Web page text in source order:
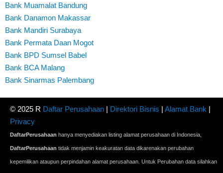
Bank Muamalat Bandung
Bank Danamon Makassar
Bank Mandiri Surabaya
Bank Permata Daan Mogot
Bank BPD Sumsel Babel
Bank BCA Malang
Bank Sinarmas Palembang
© 2025 R Daftar Perusahaan | Direktori Bisnis | Alamat Bank |
Privacy
DaftarPerusahaan hanya menyediakan listing alamat perusahaan di Indonesia,
DaftarPerusahaan tidak menjamin keakuratan data dikarenakan perubahan
kepemilikan ataupun perpindahan alamat perusahaan. Untuk Perubahan data silahkan